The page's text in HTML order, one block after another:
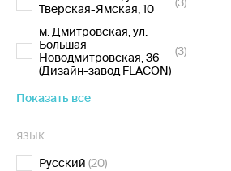
Тверская-Ямская, 10
м. Дмитровская, ул.
Большая
Новодмитровская, 36
(Дизайн-завод FLACON)
(3)
Показать все
ЯЗЫК
Русский (20)